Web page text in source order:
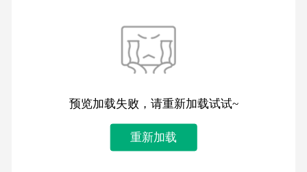
预览加载失败，请重新加载试试~
重新加载